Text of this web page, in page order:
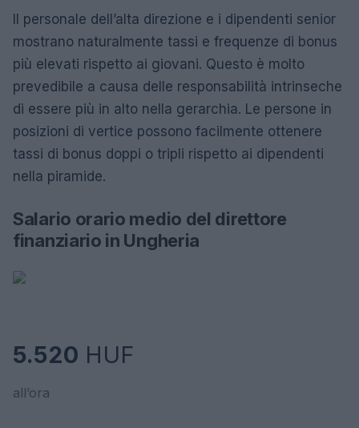
Il personale dell’alta direzione e i dipendenti senior
mostrano naturalmente tassi e frequenze di bonus
più elevati rispetto ai giovani. Questo è molto
prevedibile a causa delle responsabilità intrinseche
di essere più in alto nella gerarchia. Le persone in
posizioni di vertice possono facilmente ottenere
tassi di bonus doppi o tripli rispetto ai dipendenti
nella piramide.
Salario orario medio del direttore
finanziario in Ungheria
5.520 HUF
all’ora